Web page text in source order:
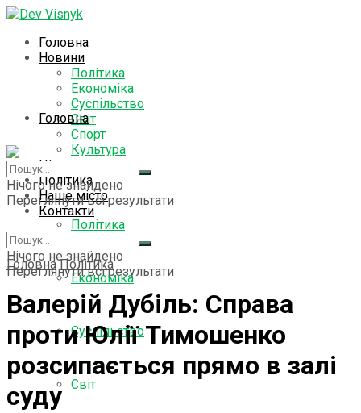
Головна
Новини
Політика
Економіка
Суспільство
Світ
Спорт
Культура
Цікаво знати
Політика
Наше місто
Контакти
Нічого не знайдено
Переглянути всі результати
Головна
Новини
Політика
Економіка
Суспільство
Світ
Нічого не знайдено
Переглянути всі результати
Головна Політика
Валерій Дубіль: Справа
проти Юлії Тимошенко
розсипається прямо в залі
суду